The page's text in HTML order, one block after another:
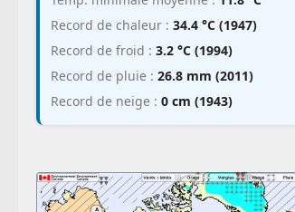
Record de chaleur : 34.4 °C (1947)
Record de froid : 3.2 °C (1994)
Record de pluie : 26.8 mm (2011)
Record de neige : 0 cm (1943)